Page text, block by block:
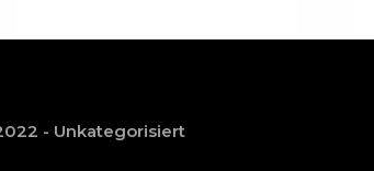
- Unkategorisiert